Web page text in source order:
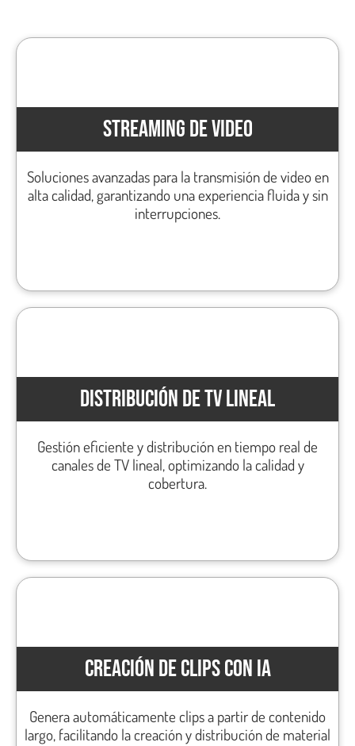
STREAMING DE VIDEO
Soluciones avanzadas para la transmisión de video en
alta calidad, garantizando una experiencia fluida y sin
interrupciones.
DISTRIBUCIÓN DE TV LINEAL
Gestión eficiente y distribución en tiempo real de
canales de TV lineal, optimizando la calidad y
cobertura.
CREACIÓN DE CLIPS CON IA
Genera automáticamente clips a partir de contenido
largo, facilitando la creación y distribución de material